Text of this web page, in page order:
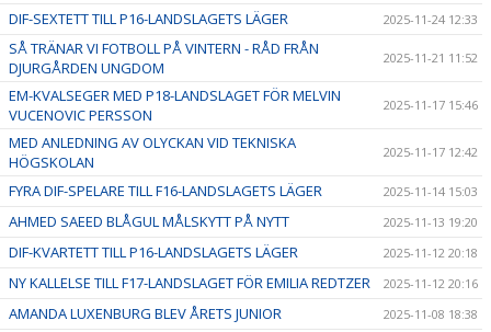
DIF-SEXTETT TILL P16-LANDSLAGETS LÄGER 2025-11-24 12:33
SÅ TRÄNAR VI FOTBOLL PÅ VINTERN - RÅD FRÅN
DJURGÅRDEN UNGDOM
2025-11-21 11:52
EM-KVALSEGER MED P18-LANDSLAGET FÖR MELVIN
VUCENOVIC PERSSON
2025-11-17 15:46
MED ANLEDNING AV OLYCKAN VID TEKNISKA
HÖGSKOLAN
2025-11-17 12:42
FYRA DIF-SPELARE TILL F16-LANDSLAGETS LÄGER 2025-11-14 15:03
AHMED SAEED BLÅGUL MÅLSKYTT PÅ NYTT 2025-11-13 19:20
DIF-KVARTETT TILL P16-LANDSLAGETS LÄGER 2025-11-12 20:18
NY KALLELSE TILL F17-LANDSLAGET FÖR EMILIA REDTZER 2025-11-12 20:16
AMANDA LUXENBURG BLEV ÅRETS JUNIOR 2025-11-08 18:38